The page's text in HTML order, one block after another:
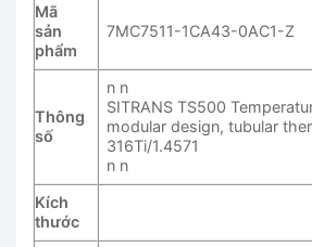
Mã
sản
phẩm
7MC7511-1CA43-0AC1-Z
Thông
số
n n
SITRANS TS500
modular design, tubular
316Ti/1.4571
n n
Kích
thước